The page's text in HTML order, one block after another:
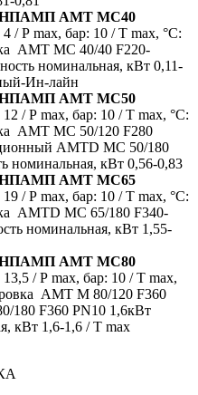
AMT MC40
/ Р max, бар: 10 / T max, °С:
AMT MC 40/40 F220-
номинальная, кВт 0,11-
Ин-лайн
AMT MC50
/ Р max, бар: 10 / T max, °С:
AMT MC 50/120 F280
AMTD MC 50/180
номинальная, кВт 0,56-0,83
AMT MC65
/ Р max, бар: 10 / T max, °С:
AMTD MC 65/180 F340-
номинальная, кВт 1,55-
AMT MC80
/ Р max, бар: 10 / T max,
AMT M 80/120 F360
180 F360 PN10 1,6кВт
кВт 1,6-1,6 / T max